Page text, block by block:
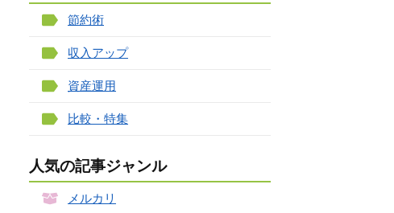
節約術
収入アップ
資産運用
比較・特集
人気の記事ジャンル
メルカリ